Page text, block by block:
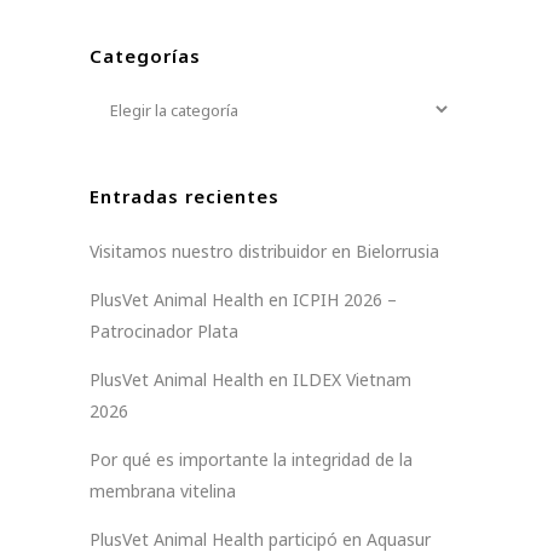
Categorías
Categorías
Entradas recientes
Visitamos nuestro distribuidor en Bielorrusia
PlusVet Animal Health en ICPIH 2026 –
Patrocinador Plata
PlusVet Animal Health en ILDEX Vietnam
2026
Por qué es importante la integridad de la
membrana vitelina
PlusVet Animal Health participó en Aquasur